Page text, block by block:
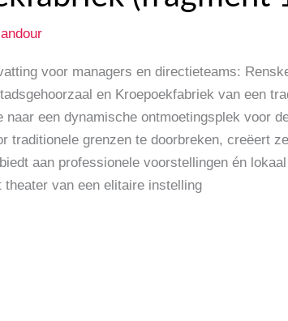
voor managers en directieteams:
en Kroepoekfabriek van een
naar een dynamische ontmoetingsplek voor
traditionele grenzen te doorbreken, creëert
aan professionele voorstellingen én
van een elitaire instelling